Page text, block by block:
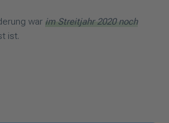
war im Streitjahr 2020 noch
ist.